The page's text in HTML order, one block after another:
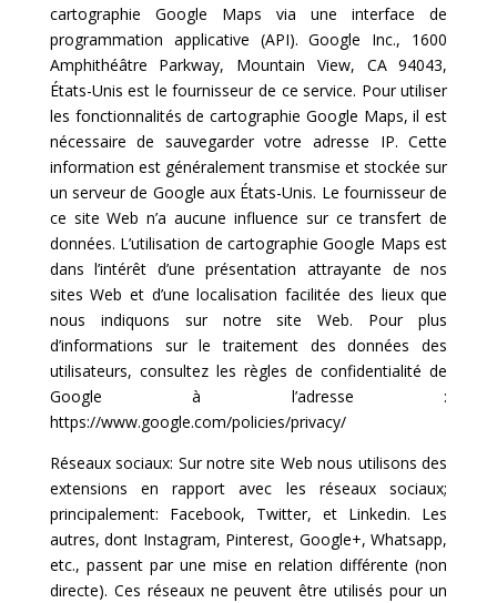
cartographie Google Maps via une interface de
programmation applicative (API). Google Inc., 1600
Amphithéâtre Parkway, Mountain View, CA 94043,
États-Unis est le fournisseur de ce service. Pour utiliser
les fonctionnalités de cartographie Google Maps, il est
nécessaire de sauvegarder votre adresse IP. Cette
information est généralement transmise et stockée sur
un serveur de Google aux États-Unis. Le fournisseur de
ce site Web n’a aucune influence sur ce transfert de
données. L’utilisation de cartographie Google Maps est
dans l’intérêt d’une présentation attrayante de nos
sites Web et d’une localisation facilitée des lieux que
nous indiquons sur notre site Web. Pour plus
d’informations sur le traitement des données des
utilisateurs, consultez les règles de confidentialité de
Google à l’adresse :
https://www.google.com/policies/privacy/
Réseaux sociaux: Sur notre site Web nous utilisons des
extensions en rapport avec les réseaux sociaux;
principalement: Facebook, Twitter, et Linkedin. Les
autres, dont Instagram, Pinterest, Google+, Whatsapp,
etc., passent par une mise en relation différente (non
directe). Ces réseaux ne peuvent être utilisés pour un